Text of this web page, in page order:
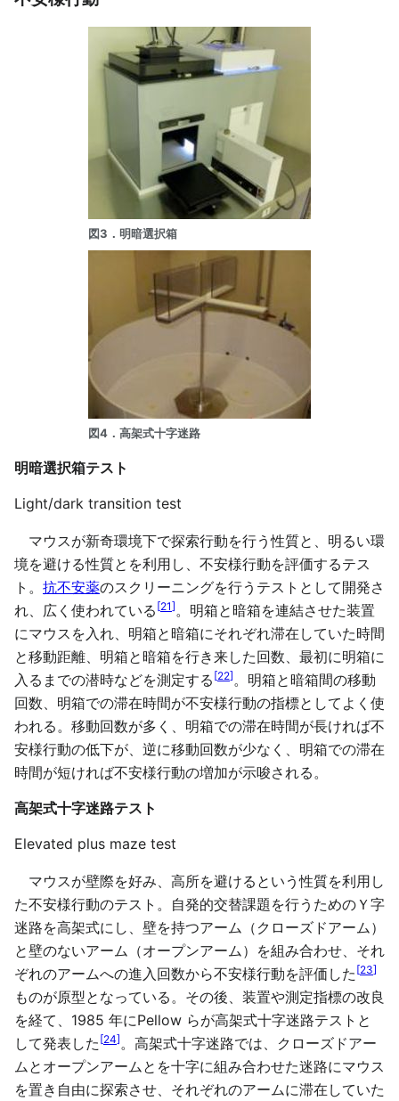
図3．明暗選択箱
図4．高架式十字迷路
明暗選択箱テスト
Light/dark transition test
マウスが新奇環境下で探索行動を行う性質と、明るい環
境を避ける性質とを利用し、不安様行動を評価するテス
ト。 抗不安薬のスクリーニングを行うテストとして開発さ
れ、広く使われている [21] 。明箱と暗箱を連結させた装置
にマウスを入れ、明箱と暗箱にそれぞれ滞在していた時間
と移動距離、明箱と暗箱を行き来した回数、最初に明箱に
入るまでの潜時などを測定する [22] 。明箱と暗箱間の移動
回数、明箱での滞在時間が不安様行動の指標としてよく使
われる。移動回数が多く、明箱での滞在時間が長ければ不
安様行動の低下が、逆に移動回数が少なく、明箱での滞在
時間が短ければ不安様行動の増加が示唆される。
高架式十字迷路テスト
Elevated plus maze test
マウスが壁際を好み、高所を避けるという性質を利用し
た不安様行動のテスト。自発的交替課題を行うためのＹ字
迷路を高架式にし、壁を持つアーム（クローズドアーム）
と壁のないアーム（オープンアーム）を組み合わせ、それ
ぞれのアームへの進入回数から不安様行動を評価した [23]
ものが原型となっている。その後、装置や測定指標の改良
を経て、1985 年にPellow らが高架式十字迷路テストと
して発表した [24] 。高架式十字迷路では、クローズドアー
ムとオープンアームとを十字に組み合わせた迷路にマウス
を置き自由に探索させ、それぞれのアームに滞在していた